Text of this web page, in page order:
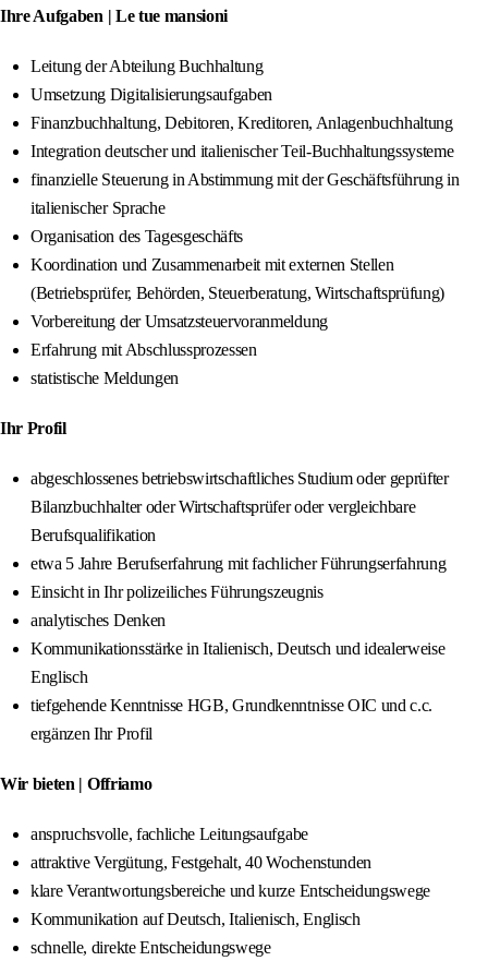
Ihre Aufgaben | Le tue mansioni
Leitung der Abteilung Buchhaltung
Umsetzung Digitalisierungsaufgaben
Finanzbuchhaltung, Debitoren, Kreditoren, Anlagenbuchhaltung
Integration deutscher und italienischer Teil-Buchhaltungssysteme
finanzielle Steuerung in Abstimmung mit der Geschäftsführung in
italienischer Sprache
Organisation des Tagesgeschäfts
Koordination und Zusammenarbeit mit externen Stellen
(Betriebsprüfer, Behörden, Steuerberatung, Wirtschaftsprüfung)
Vorbereitung der Umsatzsteuervoranmeldung
Erfahrung mit Abschlussprozessen
statistische Meldungen
Ihr Profil
abgeschlossenes betriebswirtschaftliches Studium oder geprüfter
Bilanzbuchhalter oder Wirtschaftsprüfer oder vergleichbare
Berufsqualifikation
etwa 5 Jahre Berufserfahrung mit fachlicher Führungserfahrung
Einsicht in Ihr polizeiliches Führungszeugnis
analytisches Denken
Kommunikationsstärke in Italienisch, Deutsch und idealerweise
Englisch
tiefgehende Kenntnisse HGB, Grundkenntnisse OIC und c.c.
ergänzen Ihr Profil
Wir bieten | Offriamo
anspruchsvolle, fachliche Leitungsaufgabe
attraktive Vergütung, Festgehalt, 40 Wochenstunden
klare Verantwortungsbereiche und kurze Entscheidungswege
Kommunikation auf Deutsch, Italienisch, Englisch
schnelle, direkte Entscheidungswege